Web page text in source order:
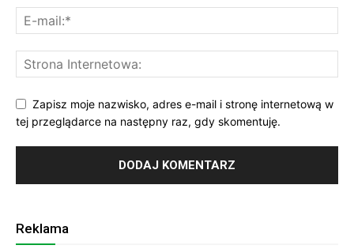
Zapisz moje nazwisko, adres e-mail i stronę internetową w
tej przeglądarce na następny raz, gdy skomentuję.
Reklama